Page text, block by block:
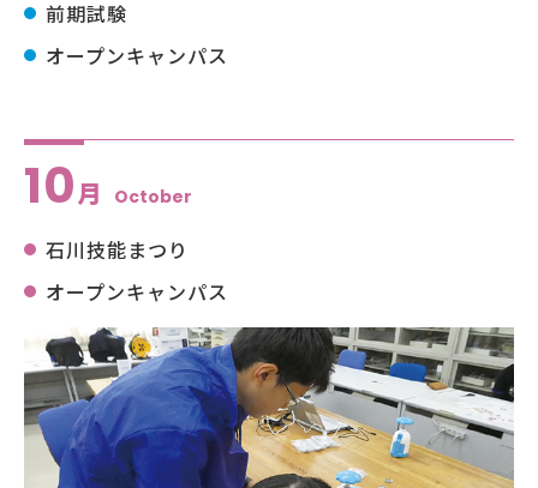
前期試験
オープンキャンパス
10月 October
石川技能まつり
オープンキャンパス